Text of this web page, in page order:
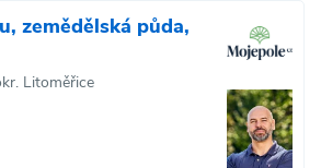
zemědělská půda,
Litoměřice